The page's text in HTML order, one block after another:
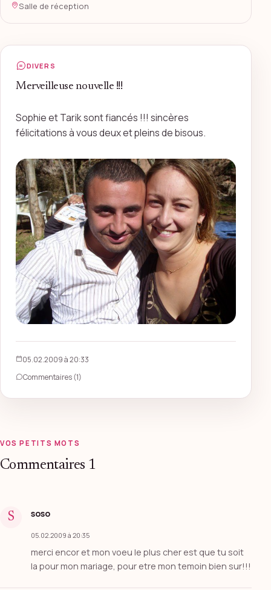
Salle de réception
DIVERS
Merveilleuse nouvelle !!!
Sophie et Tarik sont fiancés !!! sincères
félicitations à vous deux et pleins de bisous.
05.02.2009 à 20:33
Commentaires (1)
VOS PETITS MOTS
Commentaires 1
S soso
05.02.2009 à 20:35
merci encor et mon voeu le plus cher est que tu soit
la pour mon mariage, pour etre mon temoin bien sur!!!